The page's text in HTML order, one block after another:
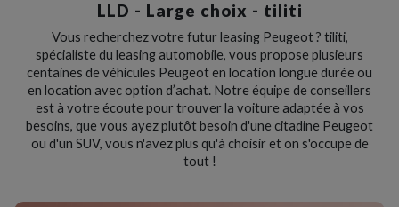
LLD - Large choix - tiliti
Vous recherchez votre futur leasing Peugeot ? tiliti,
spécialiste du leasing automobile, vous propose plusieurs
centaines de véhicules Peugeot en location longue durée ou
en location avec option d’achat. Notre équipe de conseillers
est à votre écoute pour trouver la voiture adaptée à vos
besoins, que vous ayez plutôt besoin d'une citadine Peugeot
ou d'un SUV, vous n'avez plus qu'à choisir et on s'occupe de
tout !